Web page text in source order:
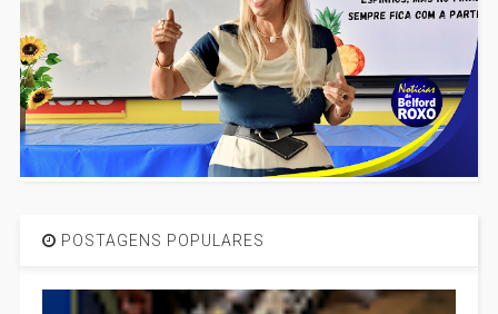
POSTAGENS POPULARES